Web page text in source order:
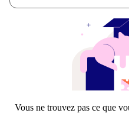
Vous ne trouvez pas ce que